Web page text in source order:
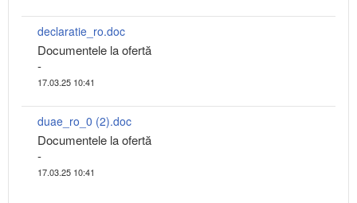
declaratie_ro.doc
Documentele la ofertă
-
17.03.25 10:41
duae_ro_0 (2).doc
Documentele la ofertă
-
17.03.25 10:41